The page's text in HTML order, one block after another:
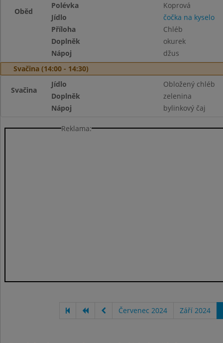
Oběd
Polévka
Koprová
Jídlo
čočka na kyselo
Příloha
Chléb
Doplněk
okurek
Nápoj
džus
Svačina (14:00 - 14:30)
Svačina
Jídlo
Obložený chléb
Doplněk
zelenina
Nápoj
bylinkový čaj
Reklama:
Červenec 2024 Září 2024